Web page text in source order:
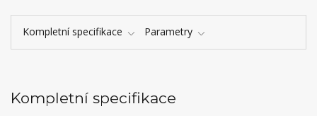
Kompletní specifikace Parametry
Kompletní specifikace